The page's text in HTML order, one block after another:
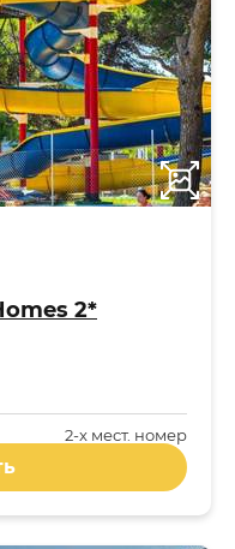
2*
2-x мест. номер